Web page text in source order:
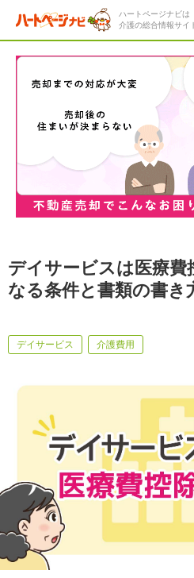
ハートページナビは
介護の総合情報サイ
デイサービスは医療費
なる条件と書類の書き
デイサービス 介護費用